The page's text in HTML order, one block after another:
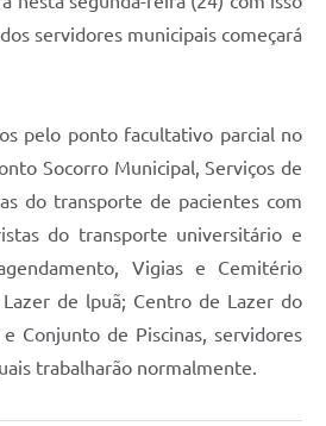
servidores municipais começará
pelo ponto facultativo parcial no
Socorro Municipal, Serviços de
do transporte de pacientes com
do transporte universitário e
Vigias e Cemitério
de lpuã; Centro de Lazer do
Conjunto de Piscinas, servidores
trabalharão normalmente.